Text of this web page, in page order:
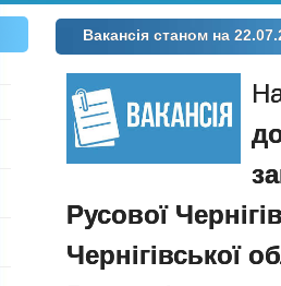
Вакансія станом на
Русової
Чернігівської